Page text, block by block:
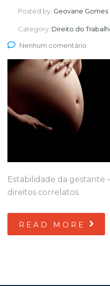
Posted by: Geovane Gomes
Category: Direito do
Nenhum comentário
Estabilidade da gestante
direitos correlatos.
READ MORE